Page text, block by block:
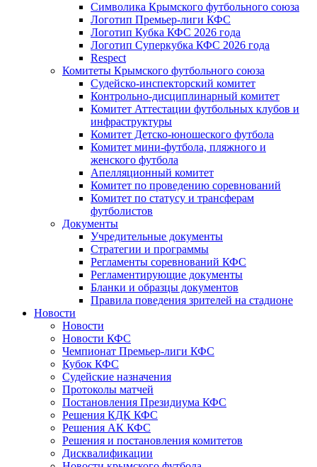
Символика Крымского футбольного союза
Логотип Премьер-лиги КФС
Логотип Кубка КФС 2026 года
Логотип Суперкубка КФС 2026 года
Respect
Комитеты Крымского футбольного союза
Судейско-инспекторский комитет
Контрольно-дисциплинарный комитет
Комитет Аттестации футбольных клубов и
инфраструктуры
Комитет Детско-юношеского футбола
Комитет мини-футбола, пляжного и
женского футбола
Апелляционный комитет
Комитет по проведению соревнований
Комитет по статусу и трансферам
футболистов
Документы
Учредительные документы
Стратегии и программы
Регламенты соревнований КФС
Регламентирующие документы
Бланки и образцы документов
Правила поведения зрителей на стадионе
Новости
Новости
Новости КФС
Чемпионат Премьер-лиги КФС
Кубок КФС
Судейские назначения
Протоколы матчей
Постановления Президиума КФС
Решения КДК КФС
Решения АК КФС
Решения и постановления комитетов
Дисквалификации